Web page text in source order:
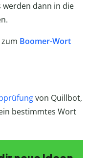
werden dann in die
zum Boomer-Wort
von Quillbot,
bestimmtes Wort